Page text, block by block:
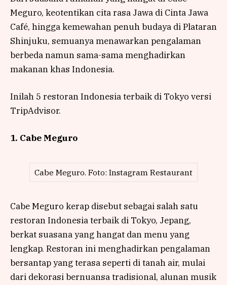
Meguro, keotentikan cita rasa Jawa di Cinta Jawa
Café, hingga kemewahan penuh budaya di Plataran
Shinjuku, semuanya menawarkan pengalaman
berbeda namun sama-sama menghadirkan
makanan khas Indonesia.
Inilah 5 restoran Indonesia terbaik di Tokyo versi
TripAdvisor.
1. Cabe Meguro
Cabe Meguro. Foto: Instagram Restaurant
Cabe Meguro kerap disebut sebagai salah satu
restoran Indonesia terbaik di Tokyo, Jepang,
berkat suasana yang hangat dan menu yang
lengkap. Restoran ini menghadirkan pengalaman
bersantap yang terasa seperti di tanah air, mulai
dari dekorasi bernuansa tradisional, alunan musik